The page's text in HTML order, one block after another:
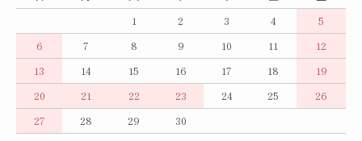
1
2 3 4
5
6
7 8 9 10 11
12
13
14 15 16 17 18
19
20
21 22 23 24 25
26
27
28 29 30